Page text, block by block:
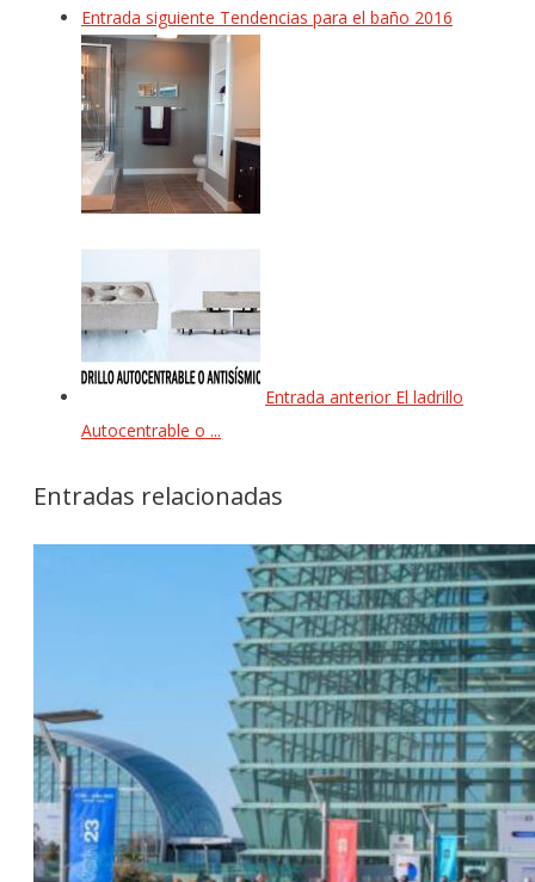
Entrada siguiente Tendencias para el baño 2016
Entrada anterior El ladrillo
Autocentrable o ...
Entradas relacionadas